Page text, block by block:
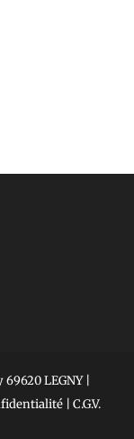
LEGNY |
| C.G.V.